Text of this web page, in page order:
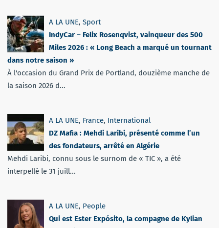
A LA UNE, Sport
IndyCar – Felix Rosenqvist, vainqueur des 500
Miles 2026 : « Long Beach a marqué un tournant
dans notre saison »
À l'occasion du Grand Prix de Portland, douzième manche de
la saison 2026 d...
A LA UNE, France, International
DZ Mafia : Mehdi Laribi, présenté comme l’un
des fondateurs, arrêté en Algérie
Mehdi Laribi, connu sous le surnom de « TIC », a été
interpellé le 31 juill...
A LA UNE, People
Qui est Ester Expósito, la compagne de Kylian